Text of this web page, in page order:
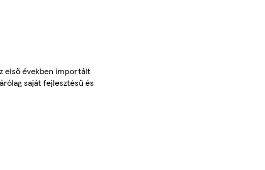
első években importált
saját fejlesztésű és